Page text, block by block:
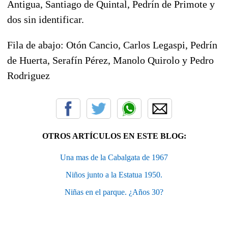
Antigua, Santiago de Quintal, Pedrín de Primote y
dos sin identificar.
Fila de abajo: Otón Cancio, Carlos Legaspi, Pedrín
de Huerta, Serafín Pérez, Manolo Quirolo y Pedro
Rodriguez
OTROS ARTÍCULOS EN ESTE BLOG:
Una mas de la Cabalgata de 1967
Niños junto a la Estatua 1950.
Niñas en el parque. ¿Años 30?